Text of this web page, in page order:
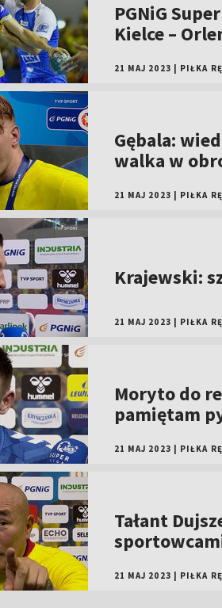
PGNiG
Kielce –
21 MAJ 2023 PIŁKA
Gębala:
walka w
21 MAJ 2023 PIŁKA
Krajewski:
21 MAJ 2023 PIŁKA
Moryto do
pamiętam
21 MAJ 2023 PIŁKA
Tałant
21 MAJ 2023 PIŁKA